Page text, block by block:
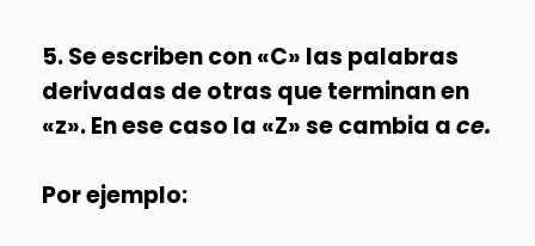
5. Se escriben con «C» las palabras
derivadas de otras que terminan en
«z». En ese caso la «Z» se cambia ace.
Por ejemplo: